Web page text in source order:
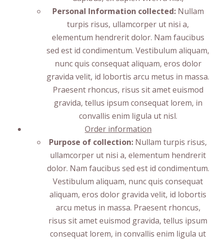
Personal Information collected: Nullam
turpis risus, ullamcorper ut nisi a,
elementum hendrerit dolor. Nam faucibus
sed est id condimentum. Vestibulum aliquam,
nunc quis consequat aliquam, eros dolor
gravida velit, id lobortis arcu metus in massa.
Praesent rhoncus, risus sit amet euismod
gravida, tellus ipsum consequat lorem, in
convallis enim ligula ut nisl.
Order information
Purpose of collection: Nullam turpis risus,
ullamcorper ut nisi a, elementum hendrerit
dolor. Nam faucibus sed est id condimentum.
Vestibulum aliquam, nunc quis consequat
aliquam, eros dolor gravida velit, id lobortis
arcu metus in massa. Praesent rhoncus,
risus sit amet euismod gravida, tellus ipsum
consequat lorem, in convallis enim ligula ut